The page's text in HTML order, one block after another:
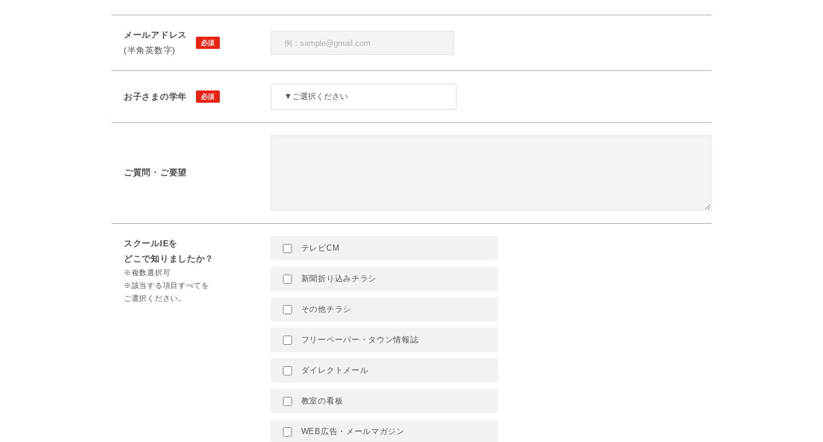
メールアドレス
(半角英数字)
お子さまの学年
ご質問・ご要望
スクールIEを
どこで知りましたか？
※複数選択可
※該当する項目すべてを
ご選択ください。
テレビCM
新聞折り込みチラシ
その他チラシ
フリーペーパー・タウン情報誌
ダイレクトメール
教室の看板
WEB広告・メールマガジン